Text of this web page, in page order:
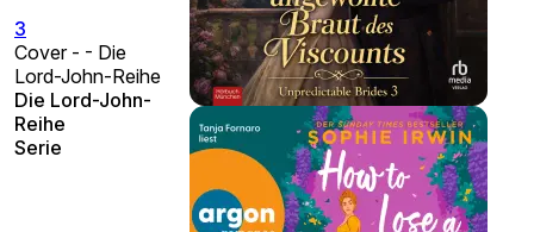
3
Cover - - Die
Lord-John-Reihe
Die Lord-John-
Reihe
Serie